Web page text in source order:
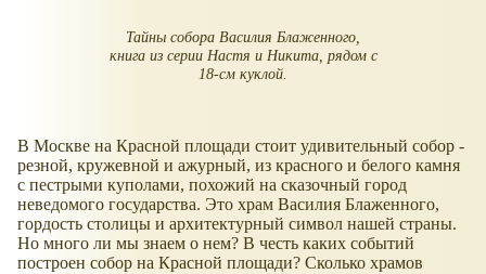
Тайны собора Василия Блаженного,
книга из серии Настя и Никита, рядом с
18-см куклой.
В Москве на Красной площади стоит удивительный собор -
резной, кружевной и ажурный, из красного и белого камня
с пестрыми куполами, похожий на сказочный город
неведомого государства. Это храм Василия Блаженного,
гордость столицы и архитектурный символ нашей страны.
Но много ли мы знаем о нем? В честь каких событий
построен собор на Красной площади? Сколько храмов